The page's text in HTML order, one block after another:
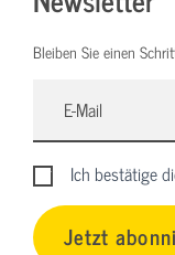
Bleiben Sie einen
Ich bestätige
Jetzt